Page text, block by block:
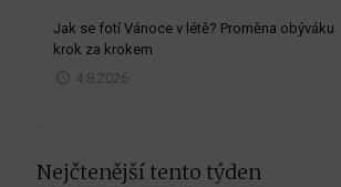
Jak se fotí Vánoce v létě? Proměna obýváku
krok za krokem
4.8.2026
Nejčtenější tento týden